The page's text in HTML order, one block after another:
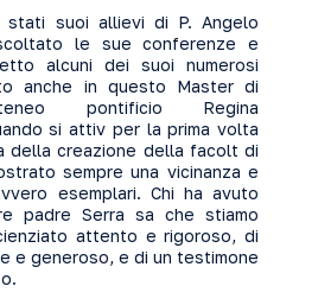
stati suoi allievi di P. Angelo
le sue conferenze e
alcuni dei suoi numerosi
anche in questo Master di
pontificio Regina
si attiv per la prima volta
della creazione della facolt di
sempre una vicinanza e
esemplari. Chi ha avuto
padre Serra sa che stiamo
attento e rigoroso, di
e generoso, e di un testimone